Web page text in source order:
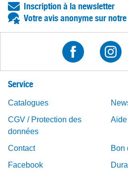
Inscription à la newsletter
Votre avis anonyme sur
Service
Catalogues
CGV / Protection des
données
Aide
Contact
Bon
Facebook